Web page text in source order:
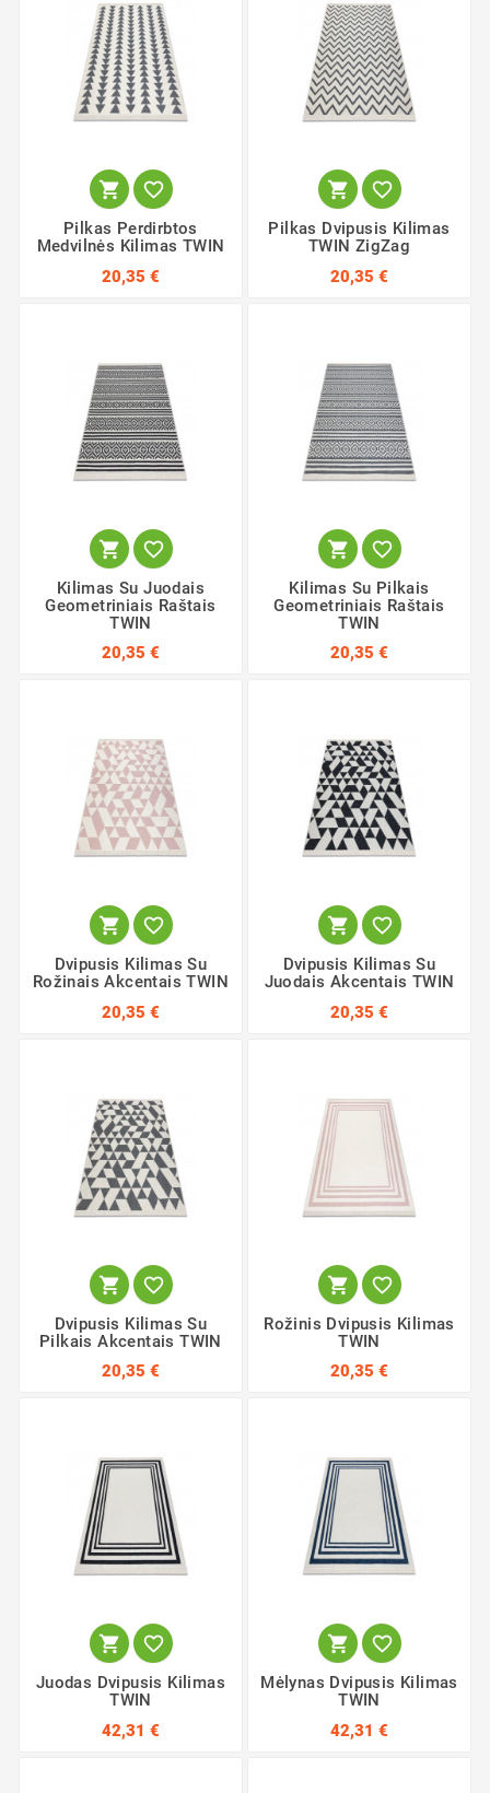
 
Pilkas Perdirbtos
Medvilnės Kilimas TWIN
20,35 €
 
Pilkas Dvipusis Kilimas
TWIN ZigZag
20,35 €
 
Kilimas Su Juodais
Geometriniais Raštais
TWIN
20,35 €
 
Kilimas Su Pilkais
Geometriniais Raštais
TWIN
20,35 €
 
Dvipusis Kilimas Su
Rožinais Akcentais TWIN
20,35 €
 
Dvipusis Kilimas Su
Juodais Akcentais TWIN
20,35 €
 
Dvipusis Kilimas Su
Pilkais Akcentais TWIN
20,35 €
 
Rožinis Dvipusis Kilimas
TWIN
20,35 €
 
Juodas Dvipusis Kilimas
TWIN
42,31 €
 
Mėlynas Dvipusis Kilimas
TWIN
42,31 €